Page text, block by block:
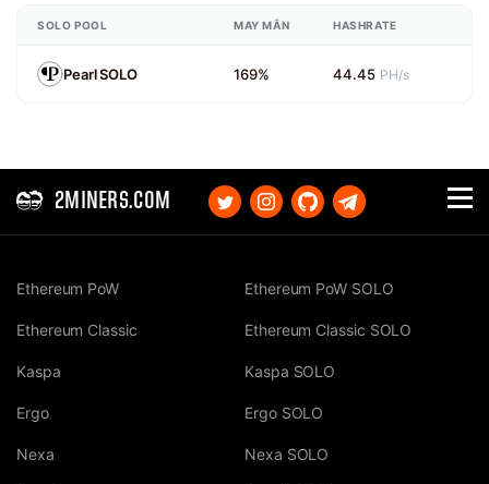
SOLO POOL MAY MẮN HASHRATE
Pearl SOLO 169% 44.45 PH/s
2MINERS.COM
Ethereum PoW
Ethereum Classic
Kaspa
Ergo
Nexa
Ethereum PoW SOLO
Ethereum Classic SOLO
Kaspa SOLO
Ergo SOLO
Nexa SOLO